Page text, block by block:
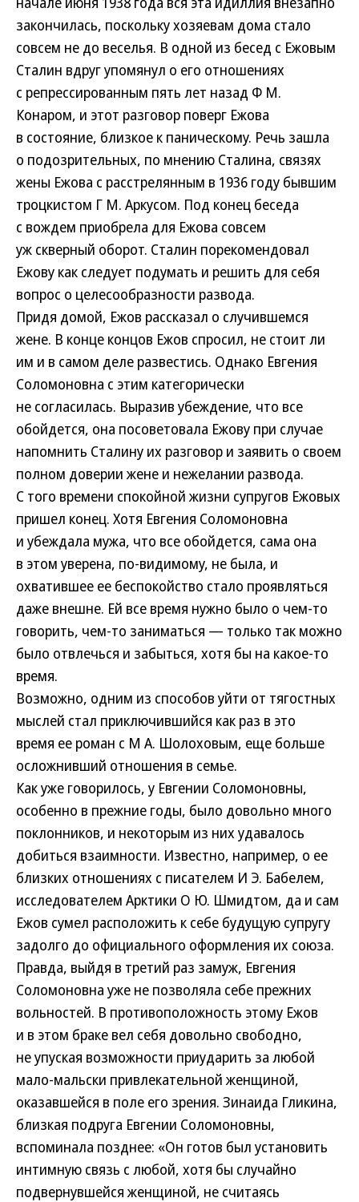
закончилась, поскольку хозяевам дома стало
совсем не до веселья. В одной из бесед с Ежовым
Сталин вдруг упомянул о его отношениях
с репрессированным пять лет назад Ф М.
Конаром, и этот разговор поверг Ежова
в состояние, близкое к паническому. Речь зашла
о подозрительных, по мнению Сталина, связях
жены Ежова с расстрелянным в 1936 году бывшим
троцкистом Г М. Аркусом. Под конец беседа
с вождем приобрела для Ежова совсем
уж скверный оборот. Сталин порекомендовал
Ежову как следует подумать и решить для себя
вопрос о целесообразности развода.
Придя домой, Ежов рассказал о случившемся
жене. В конце концов Ежов спросил, не стоит ли
им и в самом деле развестись. Однако Евгения
Соломоновна с этим категорически
не согласилась. Выразив убеждение, что все
обойдется, она посоветовала Ежову при случае
напомнить Сталину их разговор и заявить о своем
полном доверии жене и нежелании развода.
С того времени спокойной жизни супругов Ежовых
пришел конец. Хотя Евгения Соломоновна
и убеждала мужа, что все обойдется, сама она
в этом уверена, по-видимому, не была, и
охватившее ее беспокойство стало проявляться
даже внешне. Ей все время нужно было о чем-то
говорить, чем-то заниматься — только так можно
было отвлечься и забыться, хотя бы на какое-то
время.
Возможно, одним из способов уйти от тягостных
мыслей стал приключившийся как раз в это
время ее роман с М А. Шолоховым, еще больше
осложнивший отношения в семье.
Как уже говорилось, у Евгении Соломоновны,
особенно в прежние годы, было довольно много
поклонников, и некоторым из них удавалось
добиться взаимности. Известно, например, о ее
близких отношениях с писателем И Э. Бабелем,
исследователем Арктики О Ю. Шмидтом, да и сам
Ежов сумел расположить к себе будущую супругу
задолго до официального оформления их союза.
Правда, выйдя в третий раз замуж, Евгения
Соломоновна уже не позволяла себе прежних
вольностей. В противоположность этому Ежов
и в этом браке вел себя довольно свободно,
не упуская возможности приударить за любой
мало-мальски привлекательной женщиной,
оказавшейся в поле его зрения. Зинаида Гликина,
близкая подруга Евгении Соломоновны,
вспоминала позднее: «Он готов был установить
интимную связь с любой, хотя бы случайно
подвернувшейся женщиной, не считаясь